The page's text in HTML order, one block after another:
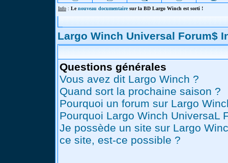
Info : Lenouveau documentairesur la BD Largo Winch est sorti !
Largo Winch Universal Forum$
Questions générales
Vous avez dit Largo Winch ?
Quand sort la prochaine saison ?
Pourquoi un forum sur Largo
Pourquoi Largo Winch UniversaL
Je possède un site sur Largo
ce site, est-ce possible ?